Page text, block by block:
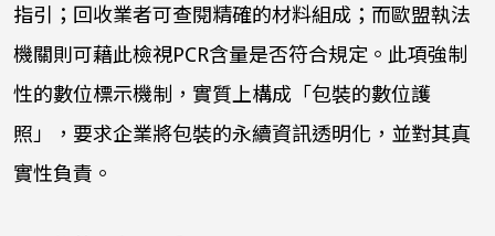
指引；回收業者可查閱精確的材料組成；而歐盟執法
機關則可藉此檢視PCR含量是否符合規定。此項強制
性的數位標示機制，實質上構成「包裝的數位護
照」，要求企業將包裝的永續資訊透明化，並對其真
實性負責。